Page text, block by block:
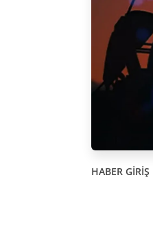
HABER GİRİŞ